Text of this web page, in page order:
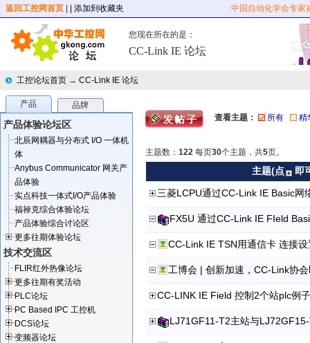
返回工控网首页 | 添加到收藏夹 中国自动化学会专家
您现在所在的是：
CC-Link IE 论坛
工控论坛首页 → CC-Link IE 论坛
产品 品牌
产品体验论坛区
北辰网耦器与分布式 I/O 一体机
体
Anybus Communicator 网关产
品体验
实点科技一体式I/O产品体验
福禄克综合体验论坛
产品体验综合讨论区
更多往期体验论坛
技术交流区
FLIR红外热像论坛
更多往期有奖活动
PLC论坛
PC Based IPC 工控机
DCS论坛
变频器论坛
查看主题： 所有 精
主题数： 122 每页30个主题，共5页。
主题(点 即
CC-Link IE TSN用通信卡 连接
工博会 | 创新加速，CC-Link协
CC-LINK IE Field 控制2个站plc例子